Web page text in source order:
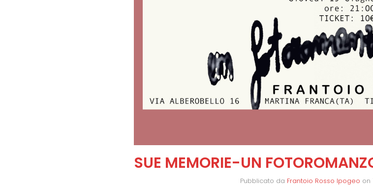
SUE MEMORIE-UN
Pubblicato da Frantoio Rosso Ipogeo on